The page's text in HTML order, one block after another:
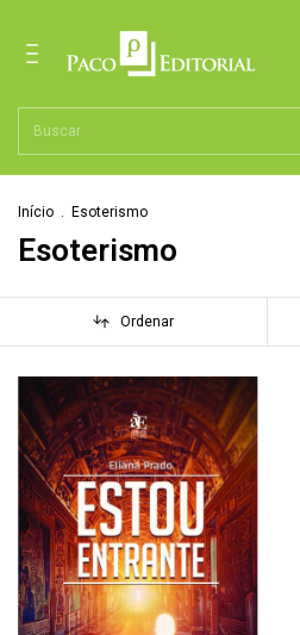
Início . Esoterismo
Esoterismo
Ordenar